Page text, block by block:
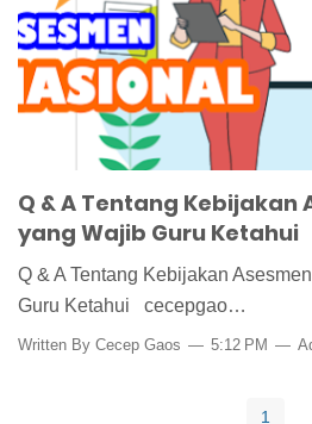
Survei Karakter Survei Lingkungan
Q & A Tentang Kebijakan
yang Wajib Guru Ketahui
Q & A Tentang Kebijakan
Guru Ketahui cecepgao…
Written By Cecep Gaos 5:12 PM
1